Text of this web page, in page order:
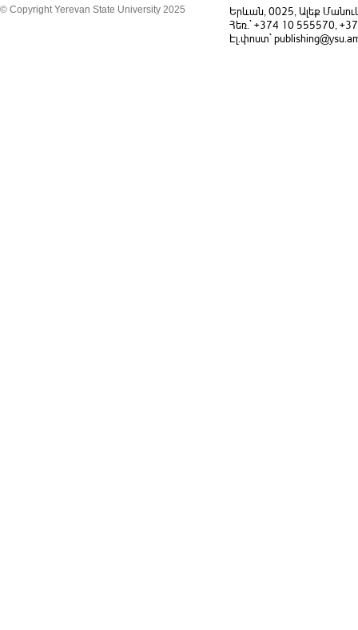
© Copyright Yerevan State University 2025
Երևան, 0025, Ալեք
Հեռ.` +374 10 555570,
Էլ.փոստ`